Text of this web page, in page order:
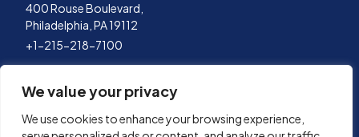
We value your privacy
We use cookies to enhance your browsing experience,
400 Rouse Boulevard,
Philadelphia, PA 19112
+1-215-218-7100
Privacy Policy